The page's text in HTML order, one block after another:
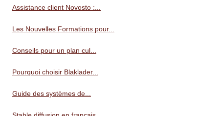
Assistance client Novosto :...
Les Nouvelles Formations pour...
Conseils pour un plan cul...
Pourquoi choisir Blaklader...
Guide des systèmes de...